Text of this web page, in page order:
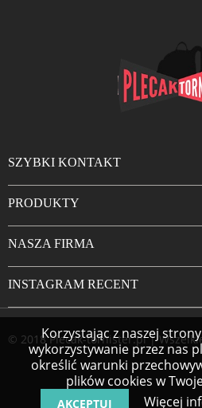
SZYBKI KONTAKT
PRODUKTY
NASZA FIRMA
INSTAGRAM RECENT
© 2018 Plecak-tornister.pl |
Korzystając z naszej
wykorzystywanie przez nas
określić warunki
plików cookies w
AKCEPTUJ Więcej